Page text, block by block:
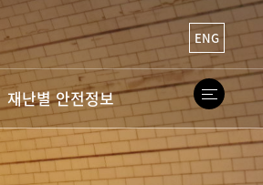
ENG
재난별 안전정보